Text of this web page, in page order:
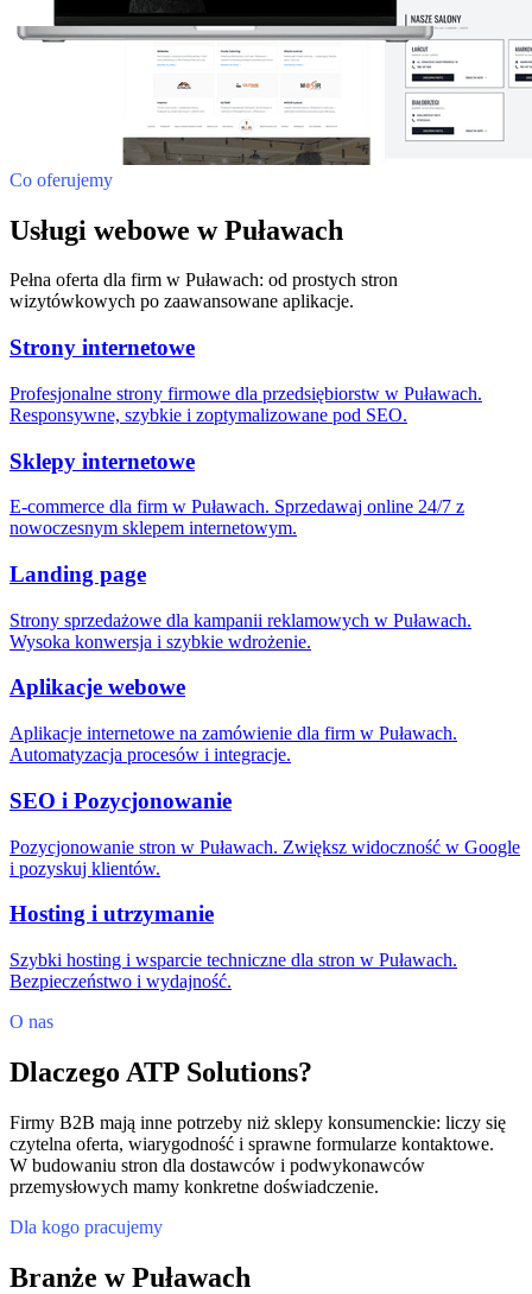
Co oferujemy
Usługi webowe w Puławach
Pełna oferta dla firm w Puławach: od prostych stron
wizytówkowych po zaawansowane aplikacje.
Strony internetowe
Profesjonalne strony firmowe dla przedsiębiorstw w Puławach.
Responsywne, szybkie i zoptymalizowane pod SEO.
Sklepy internetowe
E-commerce dla firm w Puławach. Sprzedawaj online 24/7 z
nowoczesnym sklepem internetowym.
Landing page
Strony sprzedażowe dla kampanii reklamowych w Puławach.
Wysoka konwersja i szybkie wdrożenie.
Aplikacje webowe
Aplikacje internetowe na zamówienie dla firm w Puławach.
Automatyzacja procesów i integracje.
SEO i Pozycjonowanie
Pozycjonowanie stron w Puławach. Zwiększ widoczność w Google
i pozyskuj klientów.
Hosting i utrzymanie
Szybki hosting i wsparcie techniczne dla stron w Puławach.
Bezpieczeństwo i wydajność.
O nas
Dlaczego ATP Solutions?
Firmy B2B mają inne potrzeby niż sklepy konsumenckie: liczy się
czytelna oferta, wiarygodność i sprawne formularze kontaktowe.
W budowaniu stron dla dostawców i podwykonawców
przemysłowych mamy konkretne doświadczenie.
Dla kogo pracujemy
Branże w Puławach